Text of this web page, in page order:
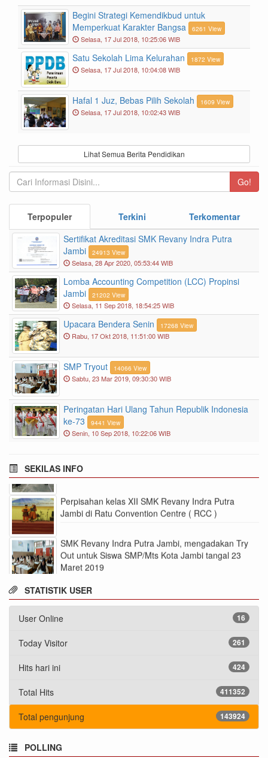
Begini Strategi Kemendikbud untuk
Memperkuat Karakter Bangsa
6261 View
Selasa, 17 Jul 2018, 10:25:06 WIB
Satu Sekolah Lima Kelurahan 1872 View
Selasa, 17 Jul 2018, 10:04:08 WIB
Hafal 1 Juz, Bebas Pilih Sekolah 1609 View
Selasa, 17 Jul 2018, 10:02:43 WIB
Lihat Semua Berita Pendidikan
Go!
Terpopuler Terkini
Terkomentar
Sertifikat Akreditasi SMK Revany Indra Putra
Jambi
24913 View
Selasa, 28 Apr 2020, 05:53:44 WIB
Lomba Accounting Competition (LCC) Propinsi
Jambi
21202 View
Selasa, 11 Sep 2018, 18:54:25 WIB
Upacara Bendera Senin 17268 View
Rabu, 17 Okt 2018, 11:51:00 WIB
SMP Tryout 14066 View
Sabtu, 23 Mar 2019, 09:30:30 WIB
Peringatan Hari Ulang Tahun Republik Indonesia
ke-73
9441 View
Senin, 10 Sep 2018, 10:22:06 WIB
SEKILAS INFO
Penerimaan Siswa Baru Siswa SMK Revany Indra
bebas )
Kelulusan Siswa SMK Revany Indra Putra Jambi,
Tanggal 3 Juni 2022 Pukul 22.00 Wib
Peringatan Hari Guru ke 74
Perpisahan kelas XII SMK Revany Indra Putra
Jambi di Ratu Convention Centre ( RCC )
SMK Revany Indra Putra Jambi, mengadakan Try
Out untuk Siswa SMP/Mts Kota Jambi tangal 23
Maret 2019
STATISTIK USER
User Online 16
Today Visitor 261
Hits hari ini 424
Total Hits 411352
Total pengunjung 143924
POLLING